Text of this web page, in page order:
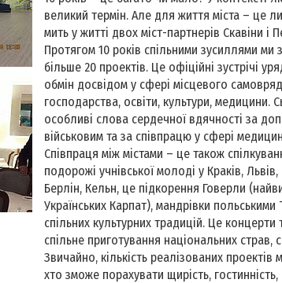
великий термін. Але для життя міста – це
мить у житті двох міст-партнерів Скавіни і
Протягом 10 років спільними зусиллями ми
більше 20 проектів. Це офіційні зустрічі
обмін досвідом у сфері місцевого
господарства, освіти, культури, медицини.
особливі слова сердечної вдячності за
військовим та за співпрацю у сфері
Співпраця між містами – це також
подорожі учнівської молоді у Краків,
Берлін, Кельн, це підкорення Говерли
Українських Карпат), мандрівки
спільних культурних традицій. Це
спільне приготування національних страв,
Звичайно, кількість реалізованих
хто зможе порахувати щирість,